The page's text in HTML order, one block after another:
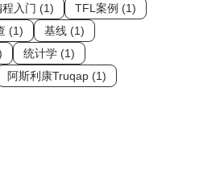
程入门 (1)
TFL案例 (1)
(1)
基线 (1)
统计学 (1)
阿斯利康Truqap (1)